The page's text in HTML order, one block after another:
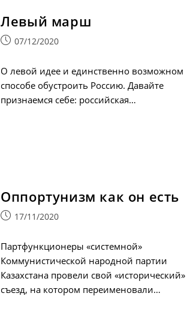
Левый марш
Запись07/12/2020
О левой идее и единственно возможном
способе обустроить Россию. Давайте
признаемся себе: российская…
Оппортунизм как он есть
Запись17/11/2020
Партфункционеры «системной»
Коммунистической народной партии
Казахстана провели свой «исторический»
съезд, на котором переименовали…